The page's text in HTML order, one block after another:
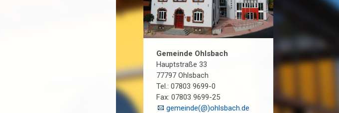
Gemeinde Ohlsbach
Hauptstraße 33
77797 Ohlsbach
Tel.: 07803 9699-0
Fax: 07803 9699-25
gemeinde(@)ohlsbach.de